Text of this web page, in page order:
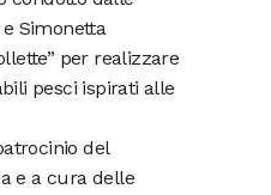
Simonetta
per realizzare
pesci ispirati alle
del
e a cura delle